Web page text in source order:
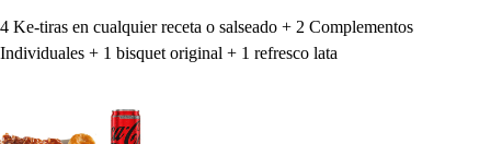
4 Ke-tiras en cualquier receta o salseado + 2 Complementos
Individuales + 1 bisquet original + 1 refresco lata